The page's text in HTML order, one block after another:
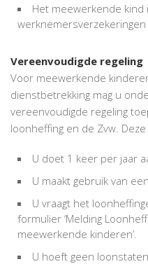
Het meewerkende
werknemersverzekeringen
Vereenvoudigde regeling
Voor meewerkende
dienstbetrekking mag u
vereenvoudigde regeling
loonheffing en de Zvw.
U doet 1 keer per jaar
U maakt gebruik van
U vraagt het
formulier ‘Melding
meewerkende kinderen’.
U hoeft geen